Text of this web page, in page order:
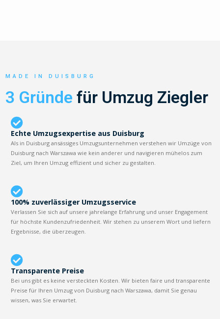
MADE IN DUISBURG
3 Gründe für Umzug Ziegler
Echte Umzugsexpertise aus Duisburg
Als in Duisburg ansässiges Umzugsunternehmen verstehen wir Umzüge von
Duisburg nach Warszawa wie kein anderer und navigieren mühelos zum
Ziel, um Ihren Umzug effizient und sicher zu gestalten.
100% zuverlässiger Umzugsservice
Verlassen Sie sich auf unsere jahrelange Erfahrung und unser Engagement
für höchste Kundenzufriedenheit. Wir stehen zu unserem Wort und liefern
Ergebnisse, die überzeugen.
Transparente Preise
Bei uns gibt es keine versteckten Kosten. Wir bieten faire und transparente
Preise für Ihren Umzug von Duisburg nach Warszawa, damit Sie genau
wissen, was Sie erwartet.